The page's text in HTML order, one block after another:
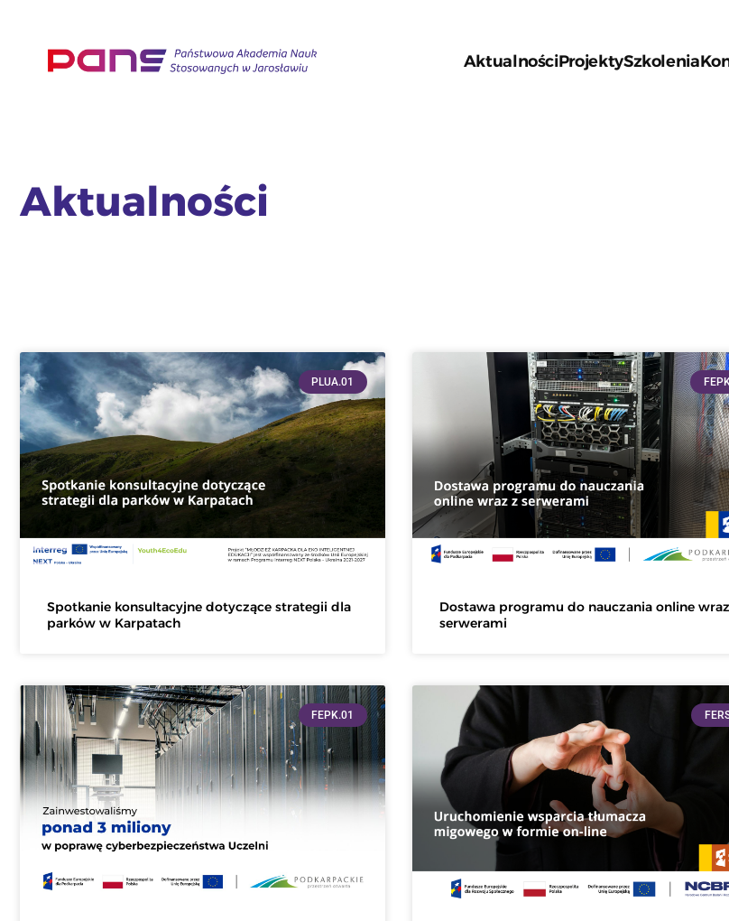
AktualnościProjektySzkolenia
Aktualności
PLUA.01
Spotkanie konsultacyjne dotyczące strategii dla
parków w Karpatach
Dostawa programu do nauczania online
serwerami
FEPK.01